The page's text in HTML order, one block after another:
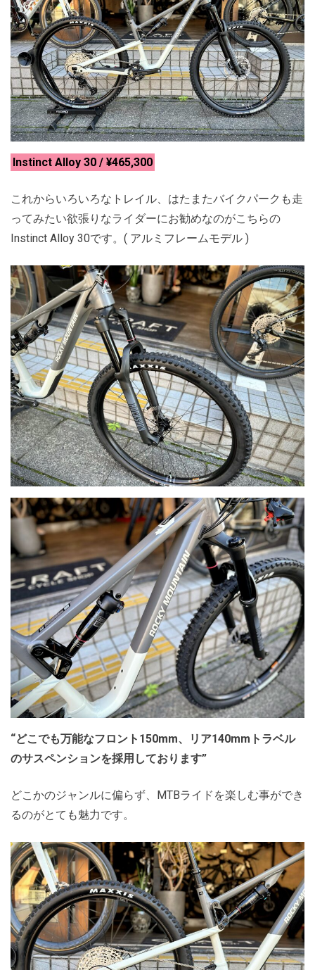
Instinct Alloy 30 / ¥465,300
これからいろいろなトレイル、はたまたバイクパークも走
ってみたい欲張りなライダーにお勧めなのがこちらの
Instinct Alloy 30です。( アルミフレームモデル )
“どこでも万能なフロント150mm、リア140mmトラベル
のサスペンションを採用しております”
どこかのジャンルに偏らず、MTBライドを楽しむ事ができ
るのがとても魅力です。